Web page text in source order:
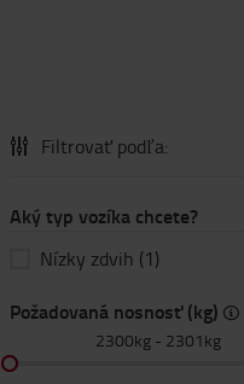
Filtrovať podľa:
Aký typ vozíka chcete?
Nízky zdvih (1)
Požadovaná nosnosť (kg)
2300kg- 2301kg